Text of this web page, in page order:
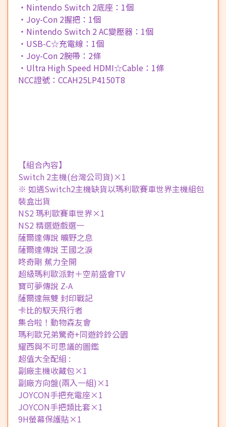
・Nintendo Switch 2底座：1個
・Joy-Con 2握把：1個
・Nintendo Switch 2 AC變壓器：1個
・USB-C☆充電線：1個
・Joy-Con 2腕帶：2條
・Ultra High Speed HDMI☆Cable：1條
NCC證號：CCAH25LP4150T8
【組合內容】
Switch 2主機(台灣公司貨)×1
※ 如遇Switch2主機缺貨以瑪利歐賽車世界主機組包
裝盒出貨
NS2 瑪利歐賽車世界×1
NS2 精選遊戲選一
薩爾達傳說 曠野之息
薩爾達傳說 王國之淚
咚奇剛 蕉力全開
超級瑪利歐派對＋空前盛會TV
寶可夢傳說 Z-A
薩爾達無雙 封印戰記
卡比的馭天飛行者
集合啦！動物森友會
瑪利歐兄弟驚奇+同遊鈴鈴公園
耀西與不可思議的圖鑑
超值大全配組 :
副廠主機收藏包×1
副廠方向盤(兩入一組)×1
JOYCON手把充電座×1
JOYCON手把類比套×1
9H螢幕保護貼×1